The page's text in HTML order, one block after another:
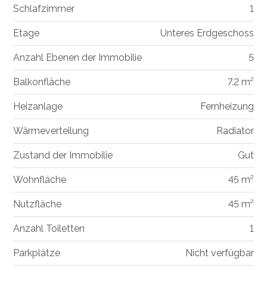
Schlafzimmer 1
Etage Unteres Erdgeschoss
Anzahl Ebenen der Immobilie 5
Balkonfläche 7.2 m²
Heizanlage Fernheizung
Wärmeverteilung Radiator
Zustand der Immobilie Gut
Wohnfläche 45 m²
Nutzfläche 45 m²
Anzahl Toiletten 1
Parkplätze Nicht verfügbar